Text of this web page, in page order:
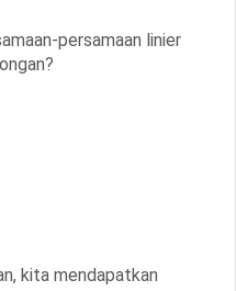
persamaan linier
kita mendapatkan